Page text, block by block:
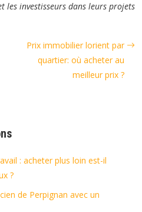
les investisseurs dans leurs projets
Prix immobilier lorient par
quartier: où acheter au
meilleur prix ?
: acheter plus loin est-il
?
de Perpignan avec un